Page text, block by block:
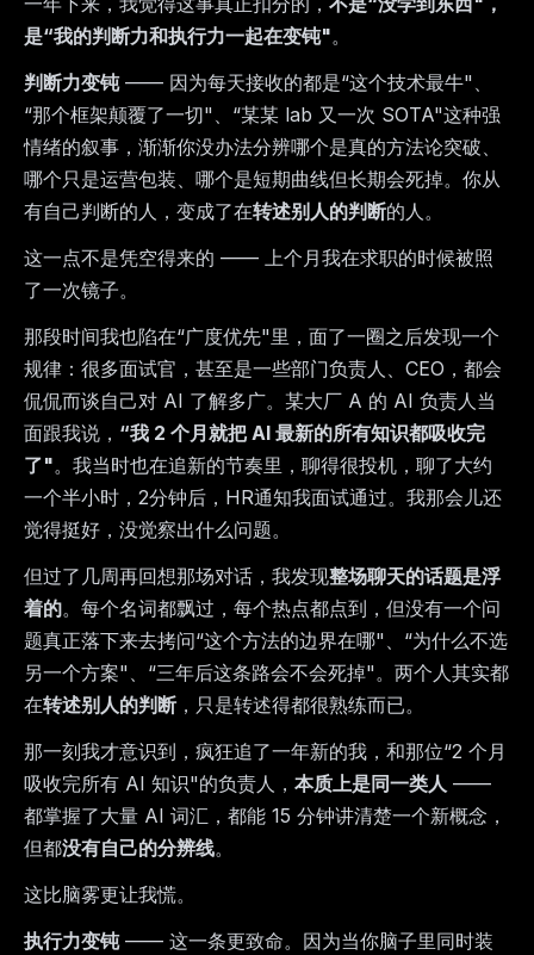
是“我的判断力和执行力一起在变钝"。
判断力变钝—— 因为每天接收的都是“这个技术最牛"、
“那个框架颠覆了一切"、“某某 lab 又一次 SOTA"这种强
情绪的叙事，渐渐你没办法分辨哪个是真的方法论突破、
哪个只是运营包装、哪个是短期曲线但长期会死掉。你从
有自己判断的人，变成了在转述别人的判断的人。
这一点不是凭空得来的 —— 上个月我在求职的时候被照
了一次镜子。
那段时间我也陷在“广度优先"里，面了一圈之后发现一个
规律：很多面试官，甚至是一些部门负责人、CEO，都会
侃侃而谈自己对 AI 了解多广。某大厂 A 的 AI 负责人当
面跟我说， “我 2 个月就把 AI 最新的所有知识都吸收完
了"。我当时也在追新的节奏里，聊得很投机，聊了大约
一个半小时，2分钟后，HR通知我面试通过。我那会儿还
觉得挺好，没觉察出什么问题。
但过了几周再回想那场对话，我发现整场聊天的话题是浮
着的。每个名词都飘过，每个热点都点到，但没有一个问
题真正落下来去拷问“这个方法的边界在哪"、“为什么不选
另一个方案"、“三年后这条路会不会死掉"。两个人其实都
在转述别人的判断 ，只是转述得都很熟练而已。
那一刻我才意识到，疯狂追了一年新的我，和那位“2 个月
吸收完所有 AI 知识"的负责人， 本质上是同一类人 ——
都掌握了大量 AI 词汇，都能 15 分钟讲清楚一个新概念，
但都没有自己的分辨线。
这比脑雾更让我慌。
执行力变钝—— 这一条更致命。因为当你脑子里同时装